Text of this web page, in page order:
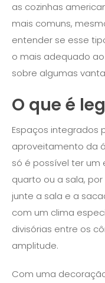
as cozinhas
mais comuns,
entender se esse
o mais adequado
sobre algumas
O que é
Espaços integrados
aproveitamento da
só é possível ter
quarto ou a sala,
junte a sala e a
com um clima
divisórias entre os
amplitude.
Com uma